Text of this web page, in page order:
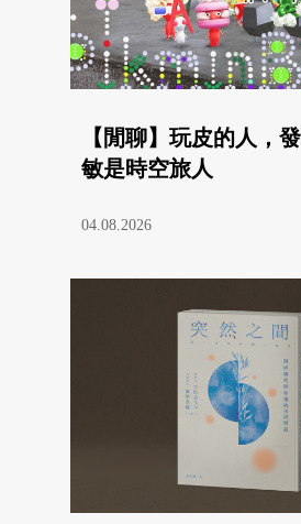
【閒聊】玩皮的人，
敏是時空旅人
04.08.2026